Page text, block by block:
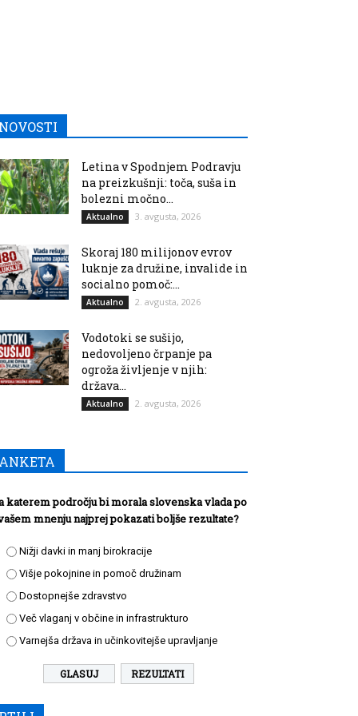
Letina v Spodnjem Podravju
na preizkušnji: toča, suša in
bolezni močno...
Aktualno 3. avgusta, 2026
Skoraj 180 milijonov evrov
luknje za družine, invalide in
socialno pomoč:...
Aktualno 2. avgusta, 2026
Vodotoki se sušijo,
nedovoljeno črpanje pa
ogroža življenje v njih:
država...
Aktualno 2. avgusta, 2026
katerem področju bi morala slovenska vlada po
mnenju najprej pokazati boljše rezultate?
Nižji davki in manj birokracije
Višje pokojnine in pomoč družinam
Dostopnejše zdravstvo
Več vlaganj v občine in infrastrukturo
Varnejša država in učinkovitejše upravljanje
REZULTATI